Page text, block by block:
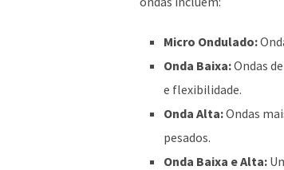
Micro Ondulado:
Onda Baixa:Ondas
e flexibilidade.
Onda Alta:Ondas
pesados.
Onda Baixa e Alta: